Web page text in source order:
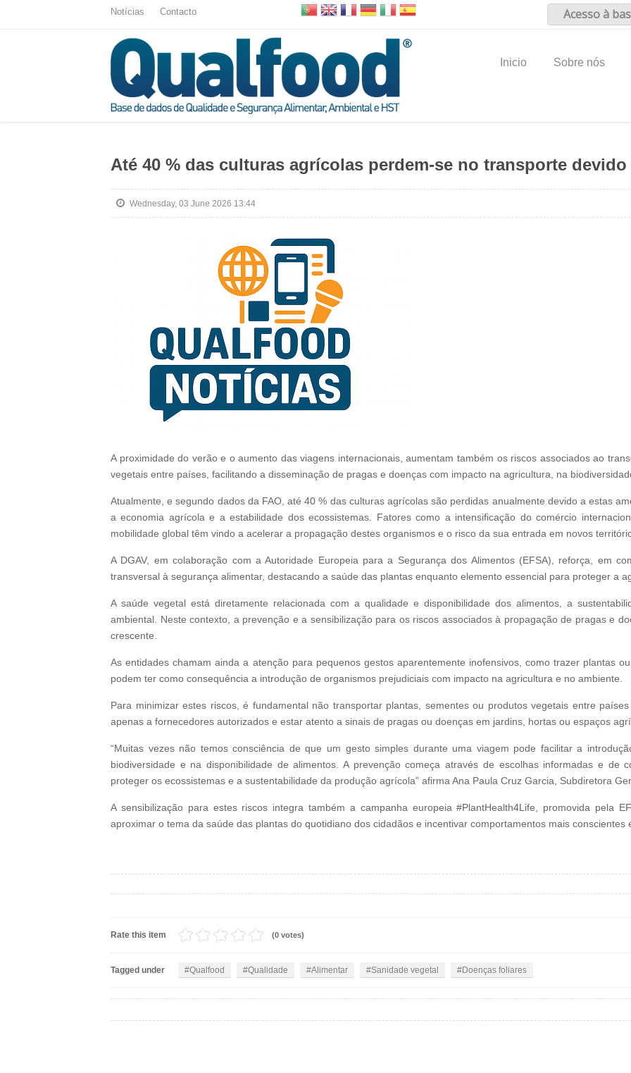
Notícias Contacto Acesso à
Inicio Sobre nós
Até 40 % das culturas agrícolas perdem-se no transporte devido
Wednesday, 03 June 2026 13:44
A proximidade do verão e o aumento das viagens internacionais, aumentam também os riscos associados ao
vegetais entre países, facilitando a disseminação de pragas e doenças com impacto na agricultura, na
Atualmente, e segundo dados da FAO, até 40 % das culturas agrícolas são perdidas anualmente devido a estas
a economia agrícola e a estabilidade dos ecossistemas. Fatores como a intensificação do comércio
mobilidade global têm vindo a acelerar a propagação destes organismos e o risco da sua entrada em novos
A DGAV, em colaboração com a Autoridade Europeia para a Segurança dos Alimentos (EFSA), reforça, em
transversal à segurança alimentar, destacando a saúde das plantas enquanto elemento essencial para proteger a
A saúde vegetal está diretamente relacionada com a qualidade e disponibilidade dos alimentos, a
ambiental. Neste contexto, a prevenção e a sensibilização para os riscos associados à propagação de pragas e
crescente.
As entidades chamam ainda a atenção para pequenos gestos aparentemente inofensivos, como trazer plantas
podem ter como consequência a introdução de organismos prejudiciais com impacto na agricultura e no ambiente.
Para minimizar estes riscos, é fundamental não transportar plantas, sementes ou produtos vegetais entre
apenas a fornecedores autorizados e estar atento a sinais de pragas ou doenças em jardins, hortas ou espaços
“Muitas vezes não temos consciência de que um gesto simples durante uma viagem pode facilitar a
biodiversidade e na disponibilidade de alimentos. A prevenção começa através de escolhas informadas e de
proteger os ecossistemas e a sustentabilidade da produção agrícola” afirma Ana Paula Cruz Garcia, Subdiretora
A sensibilização para estes riscos integra também a campanha europeia #PlantHealth4Life, promovida pela
aproximar o tema da saúde das plantas do quotidiano dos cidadãos e incentivar comportamentos mais conscientes
Rate this item (0 votes)
Tagged under Qualfood Qualidade Alimentar Sanidade vegetal Doenças foliares